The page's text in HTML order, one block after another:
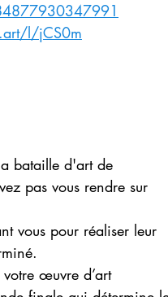
l/jCS0m
bataille d'art de
pas vous rendre sur
vous pour réaliser leur
œuvre d’art